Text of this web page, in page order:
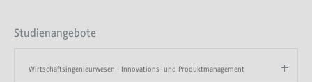
Studienangebote
Wirtschaftsingenieurwesen - Innovations- und Produktmanagement